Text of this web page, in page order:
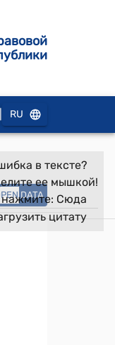
RU
DATA
в тексте?
ее мышкой!
Сюда
цитату